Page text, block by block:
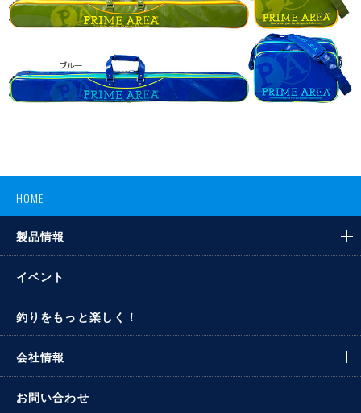
HOME
製品情報
イベント
釣りをもっと楽しく！
会社情報
お問い合わせ